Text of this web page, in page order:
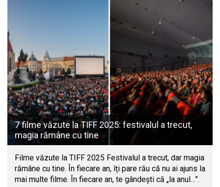
7 filme văzute la TIFF 2025: festivalul a trecut,
magia rămâne cu tine
Filme văzute la TIFF 2025 Festivalul a trecut, dar magia
rămâne cu tine. În fiecare an, îți pare rău că nu ai ajuns la
mai multe filme. În fiecare an, te gândești că „la anul…”.